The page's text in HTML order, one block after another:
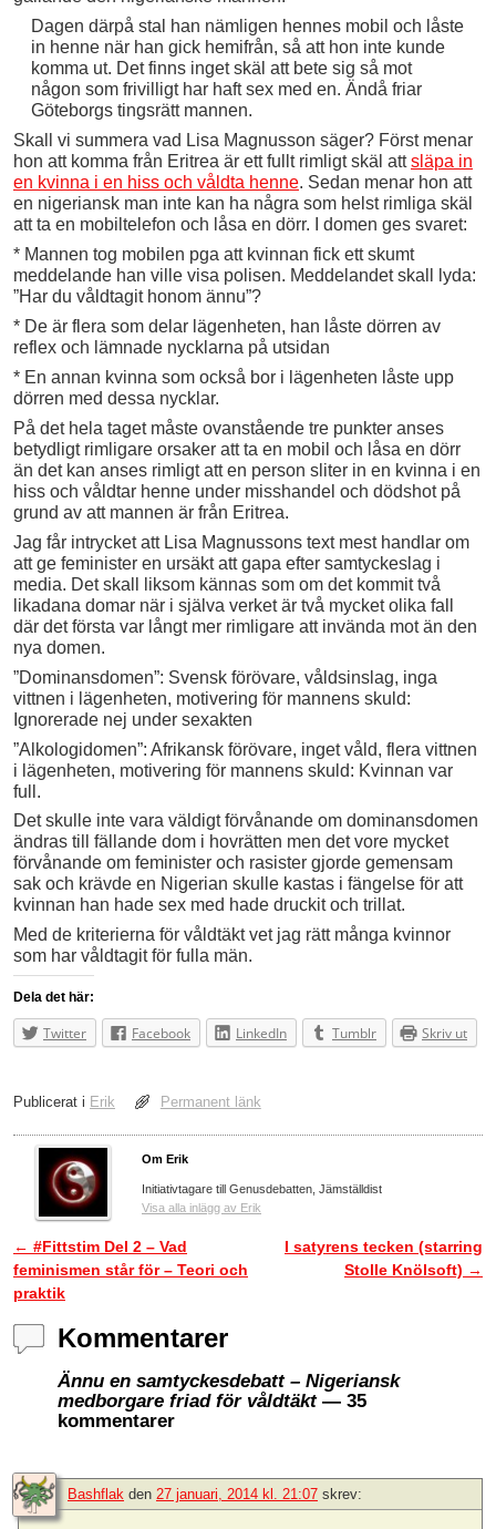
Dagen därpå stal han nämligen hennes mobil och låste
in henne när han gick hemifrån, så att hon inte kunde
komma ut. Det finns inget skäl att bete sig så mot
någon som frivilligt har haft sex med en. Ändå friar
Göteborgs tingsrätt mannen.
Skall vi summera vad Lisa Magnusson säger? Först menar
hon att komma från Eritrea är ett fullt rimligt skäl attsläpa in
en kvinna i en hiss och våldta henne. Sedan menar hon att
en nigeriansk man inte kan ha några som helst rimliga skäl
att ta en mobiltelefon och låsa en dörr. I domen ges svaret:
* Mannen tog mobilen pga att kvinnan fick ett skumt
meddelande han ville visa polisen. Meddelandet skall lyda:
”Har du våldtagit honom ännu”?
* De är flera som delar lägenheten, han låste dörren av
reflex och lämnade nycklarna på utsidan
* En annan kvinna som också bor i lägenheten låste upp
dörren med dessa nycklar.
På det hela taget måste ovanstående tre punkter anses
betydligt rimligare orsaker att ta en mobil och låsa en dörr
än det kan anses rimligt att en person sliter in en kvinna i en
hiss och våldtar henne under misshandel och dödshot på
grund av att mannen är från Eritrea.
Jag får intrycket att Lisa Magnussons text mest handlar om
att ge feminister en ursäkt att gapa efter samtyckeslag i
media. Det skall liksom kännas som om det kommit två
likadana domar när i själva verket är två mycket olika fall
där det första var långt mer rimligare att invända mot än den
nya domen.
”Dominansdomen”: Svensk förövare, våldsinslag, inga
vittnen i lägenheten, motivering för mannens skuld:
Ignorerade nej under sexakten
”Alkologidomen”: Afrikansk förövare, inget våld, flera vittnen
i lägenheten, motivering för mannens skuld: Kvinnan var
full.
Det skulle inte vara väldigt förvånande om dominansdomen
ändras till fällande dom i hovrätten men det vore mycket
förvånande om feminister och rasister gjorde gemensam
sak och krävde en Nigerian skulle kastas i fängelse för att
kvinnan han hade sex med hade druckit och trillat.
Med de kriterierna för våldtäkt vet jag rätt många kvinnor
som har våldtagit för fulla män.
Dela det här:
Twitter Facebook LinkedIn Tumblr Skriv ut
Publicerat i Erik Permanent länk
Om Erik
Initiativtagare till Genusdebatten, Jämställdist
Visa alla inlägg av Erik
Inläggsnavigering
← #Fittstim Del 2 – Vad
feminismen står för – Teori och
praktik
I satyrens tecken (starring
Stolle Knölsoft) →
Kommentarer
Ännu en samtyckesdebatt – Nigeriansk
medborgare friad för våldtäkt— 35
kommentarer
Bashflak den 27 januari, 2014 kl. 21:07 skrev: